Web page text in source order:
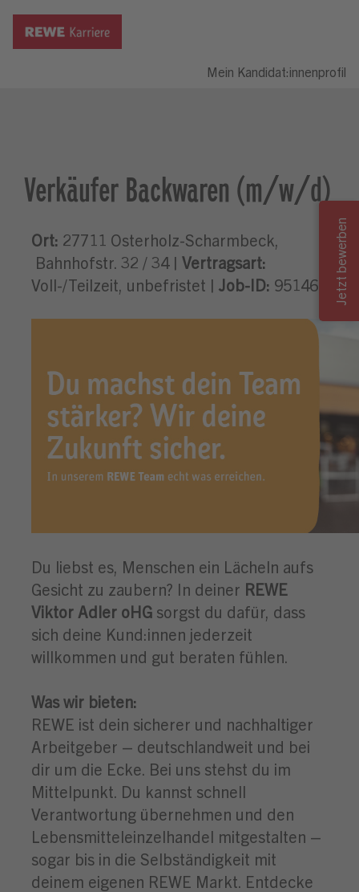
Mein Kandidat:innenprofil
Verkäufer Backwaren (m/w/d)
Ort: 27711 Osterholz-Scharmbeck,
Bahnhofstr. 32 / 34 | Vertragsart:
Voll-/Teilzeit, unbefristet | Job-ID: 951467
Du liebst es, Menschen ein Lächeln aufs
Gesicht zu zaubern? In deiner REWE
Viktor Adler oHG sorgst du dafür, dass
sich deine Kund:innen jederzeit
willkommen und gut beraten fühlen.
Was wir bieten:
REWE ist dein sicherer und nachhaltiger
Arbeitgeber – deutschlandweit und bei
dir um die Ecke. Bei uns stehst du im
Mittelpunkt. Du kannst schnell
Verantwortung übernehmen und den
Lebensmitteleinzelhandel mitgestalten –
sogar bis in die Selbständigkeit mit
deinem eigenen REWE Markt. Entdecke